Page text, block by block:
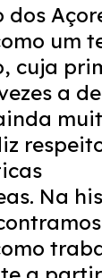
um
cuja
a
Na